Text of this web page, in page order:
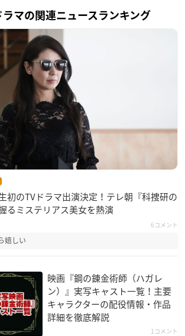
マの関連ニュースランキング
初のTVドラマ出演決定！テレ朝『科捜研の
るミステリアス美女を熱演
6コメント
嬉しい
映画『鋼の錬金術師（ハガレ
ン）』実写キャスト一覧！主要
キャラクターの配役情報・作品
詳細を徹底解説
1コメント